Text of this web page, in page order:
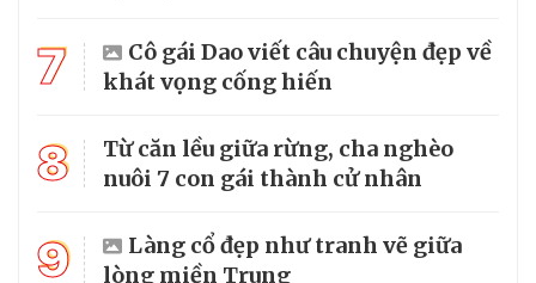
7
Cô gái Dao viết câu chuyện đẹp về
khát vọng cống hiến
8
Từ căn lều giữa rừng, cha nghèo
nuôi 7 con gái thành cử nhân
9
Làng cổ đẹp như tranh vẽ giữa
lòng miền Trung